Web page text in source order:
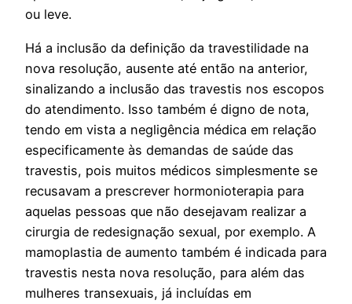
ou leve.
Há a inclusão da definição da travestilidade na
nova resolução, ausente até então na anterior,
sinalizando a inclusão das travestis nos escopos
do atendimento. Isso também é digno de nota,
tendo em vista a negligência médica em relação
especificamente às demandas de saúde das
travestis, pois muitos médicos simplesmente se
recusavam a prescrever hormonioterapia para
aquelas pessoas que não desejavam realizar a
cirurgia de redesignação sexual, por exemplo. A
mamoplastia de aumento também é indicada para
travestis nesta nova resolução, para além das
mulheres transexuais, já incluídas em